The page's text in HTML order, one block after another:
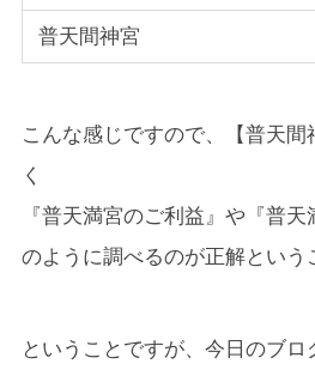
普天間神宮
こんな感じですので、【普天
く
『普天満宮のご利益』や『普天
のように調べるのが正解という
ということですが、今日のブ